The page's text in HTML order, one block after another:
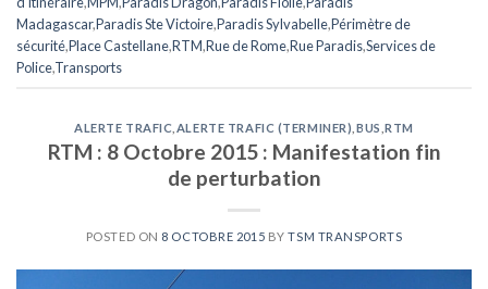
Madagascar,Paradis Ste Victoire,Paradis Sylvabelle,Périmètre de
sécurité,Place Castellane,RTM,Rue de Rome,Rue Paradis,Services de
Police,Transports
ALERTE TRAFIC ALERTE TRAFIC (TERMINER) BUS ,RTM
RTM : 8 Octobre 2015 : Manifestation fin
de perturbation
POSTED ON 8 OCTOBRE 2015 BYTSM TRANSPORTS